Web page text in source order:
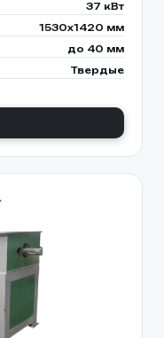
37 кВт
1530x1420 мм
до 40 мм
Твердые